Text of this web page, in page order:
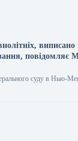
повідомляє
суду в Нью-